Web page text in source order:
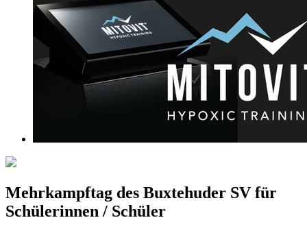
Mehrkampftag des Buxtehuder SV für
Schülerinnen / Schüler